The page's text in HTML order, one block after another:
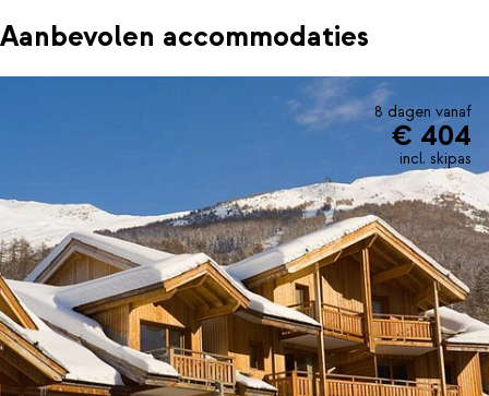
Aanbevolen accommodaties
8 dagen vanaf
€ 404
incl. skipas